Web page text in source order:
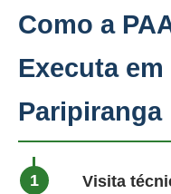
Como a
Executa em
Paripiranga
Visita